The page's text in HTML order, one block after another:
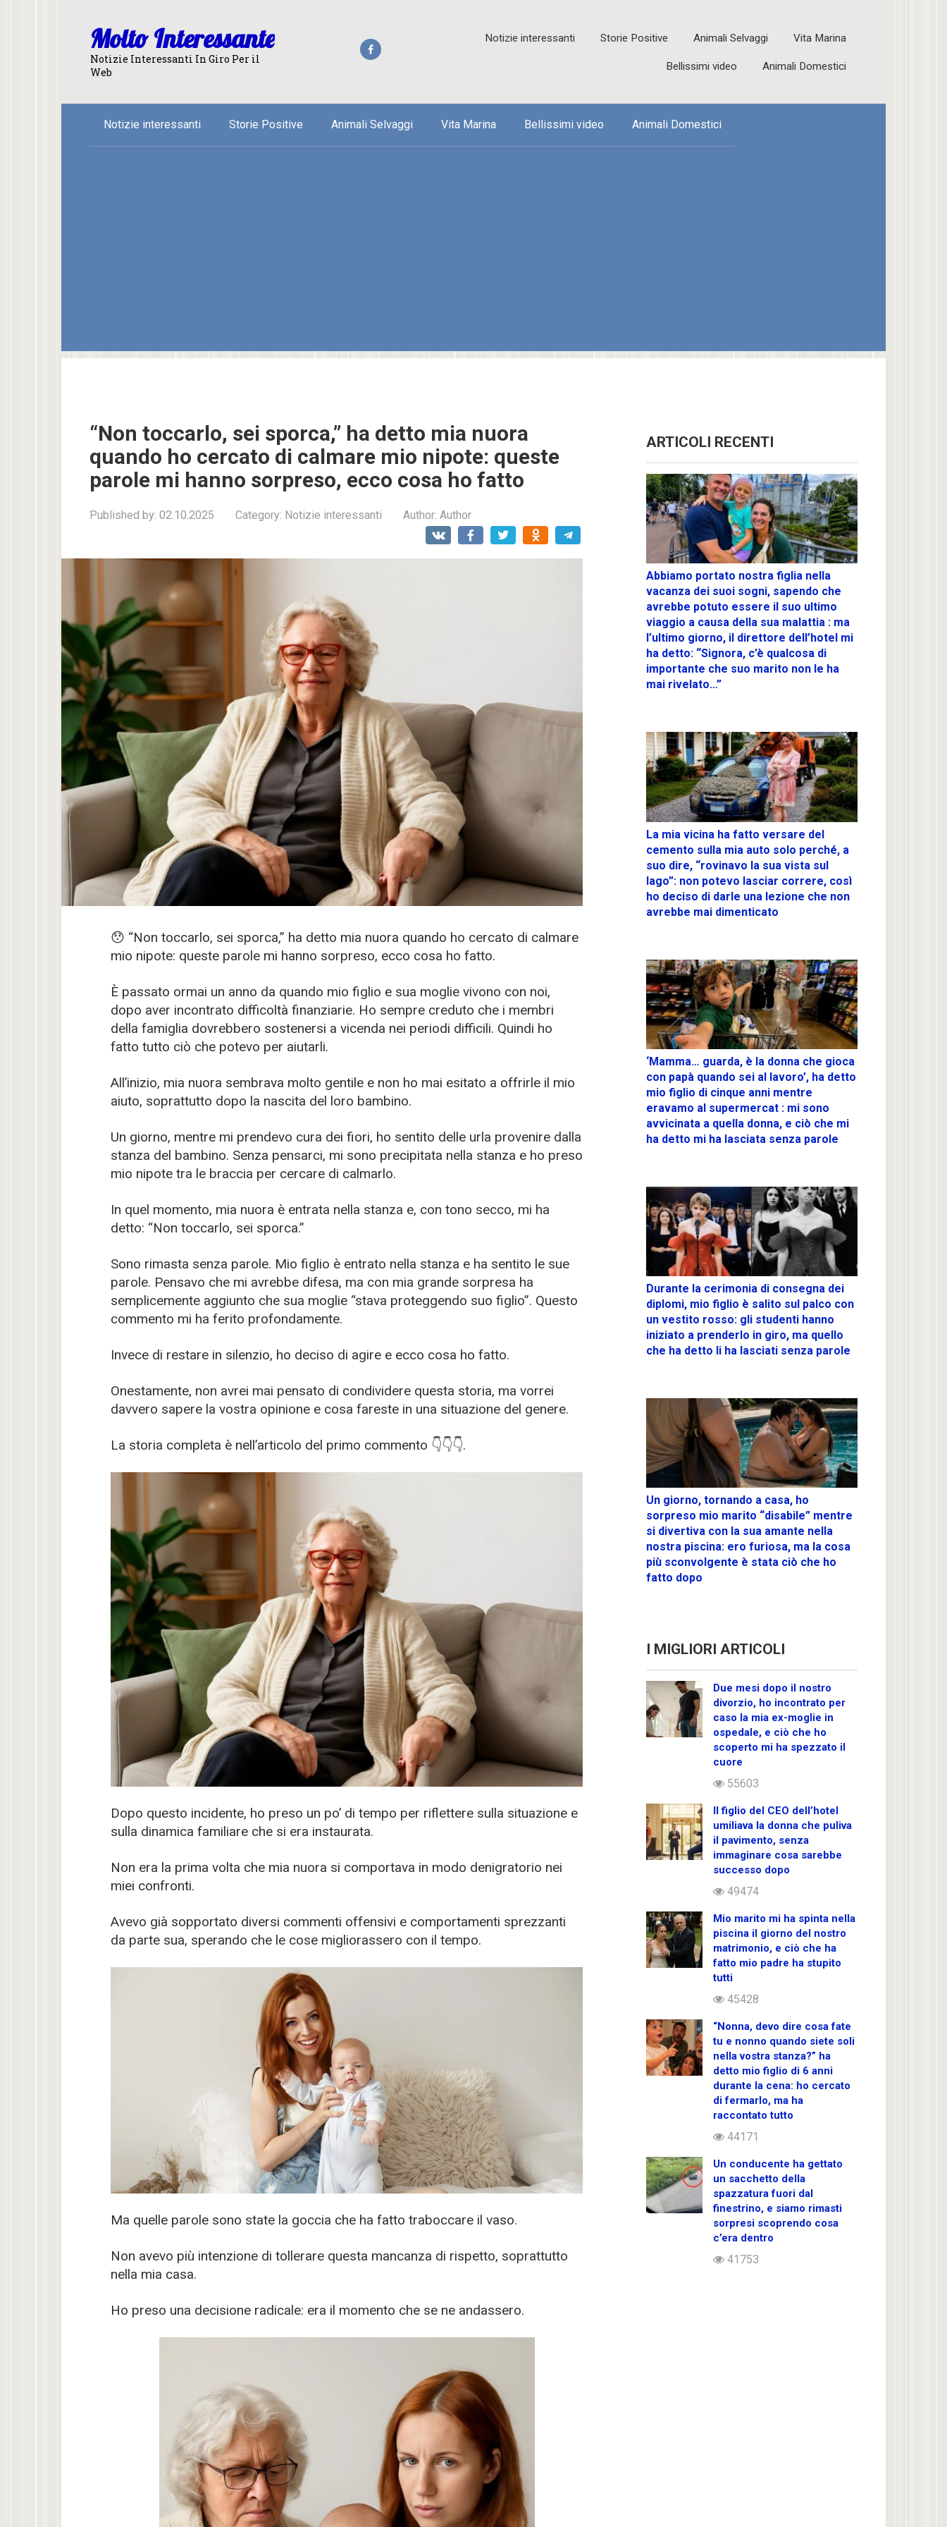
Molto Interessante
Notizie Interessanti In Giro Per il
Web
Notizie interessanti Storie Positive Animali Selvaggi Vita Marina
Bellissimi video Animali Domestici
Notizie interessanti Storie Positive Animali Selvaggi Vita Marina Bellissimi video Animali Domestici
“Non toccarlo, sei sporca,” ha detto mia nuora
quando ho cercato di calmare mio nipote: queste
parole mi hanno sorpreso, ecco cosa ho fatto
Published by: 02.10.2025 Category: Notizie interessanti Author: Author
😯 “Non toccarlo, sei sporca,” ha detto mia nuora quando ho cercato di calmare
mio nipote: queste parole mi hanno sorpreso, ecco cosa ho fatto.
È passato ormai un anno da quando mio figlio e sua moglie vivono con noi,
dopo aver incontrato difficoltà finanziarie. Ho sempre creduto che i membri
della famiglia dovrebbero sostenersi a vicenda nei periodi difficili. Quindi ho
fatto tutto ciò che potevo per aiutarli.
All’inizio, mia nuora sembrava molto gentile e non ho mai esitato a offrirle il mio
aiuto, soprattutto dopo la nascita del loro bambino.
Un giorno, mentre mi prendevo cura dei fiori, ho sentito delle urla provenire dalla
stanza del bambino. Senza pensarci, mi sono precipitata nella stanza e ho preso
mio nipote tra le braccia per cercare di calmarlo.
In quel momento, mia nuora è entrata nella stanza e, con tono secco, mi ha
detto: “Non toccarlo, sei sporca.”
Sono rimasta senza parole. Mio figlio è entrato nella stanza e ha sentito le sue
parole. Pensavo che mi avrebbe difesa, ma con mia grande sorpresa ha
semplicemente aggiunto che sua moglie “stava proteggendo suo figlio”. Questo
commento mi ha ferito profondamente.
Invece di restare in silenzio, ho deciso di agire e ecco cosa ho fatto.
Onestamente, non avrei mai pensato di condividere questa storia, ma vorrei
davvero sapere la vostra opinione e cosa fareste in una situazione del genere.
La storia completa è nell’articolo del primo commento 👇👇👇.
Dopo questo incidente, ho preso un po’ di tempo per riflettere sulla situazione e
sulla dinamica familiare che si era instaurata.
Non era la prima volta che mia nuora si comportava in modo denigratorio nei
miei confronti.
Avevo già sopportato diversi commenti offensivi e comportamenti sprezzanti
da parte sua, sperando che le cose migliorassero con il tempo.
Ma quelle parole sono state la goccia che ha fatto traboccare il vaso.
Non avevo più intenzione di tollerare questa mancanza di rispetto, soprattutto
nella mia casa.
Ho preso una decisione radicale: era il momento che se ne andassero.
ARTICOLI RECENTI
Abbiamo portato nostra figlia nella
vacanza dei suoi sogni, sapendo che
avrebbe potuto essere il suo ultimo
viaggio a causa della sua malattia : ma
l’ultimo giorno, il direttore dell’hotel mi
ha detto: “Signora, c’è qualcosa di
importante che suo marito non le ha
mai rivelato…”
La mia vicina ha fatto versare del
cemento sulla mia auto solo perché, a
suo dire, “rovinavo la sua vista sul
lago”: non potevo lasciar correre, così
ho deciso di darle una lezione che non
avrebbe mai dimenticato
‘Mamma… guarda, è la donna che gioca
con papà quando sei al lavoro’, ha detto
mio figlio di cinque anni mentre
eravamo al supermercat : mi sono
avvicinata a quella donna, e ciò che mi
ha detto mi ha lasciata senza parole
Durante la cerimonia di consegna dei
diplomi, mio figlio è salito sul palco con
un vestito rosso: gli studenti hanno
iniziato a prenderlo in giro, ma quello
che ha detto li ha lasciati senza parole
Un giorno, tornando a casa, ho
sorpreso mio marito “disabile” mentre
si divertiva con la sua amante nella
nostra piscina: ero furiosa, ma la cosa
più sconvolgente è stata ciò che ho
fatto dopo
I MIGLIORI ARTICOLI
Due mesi dopo il nostro
divorzio, ho incontrato per
caso la mia ex-moglie in
ospedale, e ciò che ho
scoperto mi ha spezzato il
cuore
55603
Il figlio del CEO dell’hotel
umiliava la donna che puliva
il pavimento, senza
immaginare cosa sarebbe
successo dopo
49474
Mio marito mi ha spinta nella
piscina il giorno del nostro
matrimonio, e ciò che ha
fatto mio padre ha stupito
tutti
45428
“Nonna, devo dire cosa fate
tu e nonno quando siete soli
nella vostra stanza?” ha
detto mio figlio di 6 anni
durante la cena: ho cercato
di fermarlo, ma ha
raccontato tutto
44171
Un conducente ha gettato
un sacchetto della
spazzatura fuori dal
finestrino, e siamo rimasti
sorpresi scoprendo cosa
c’era dentro
41753